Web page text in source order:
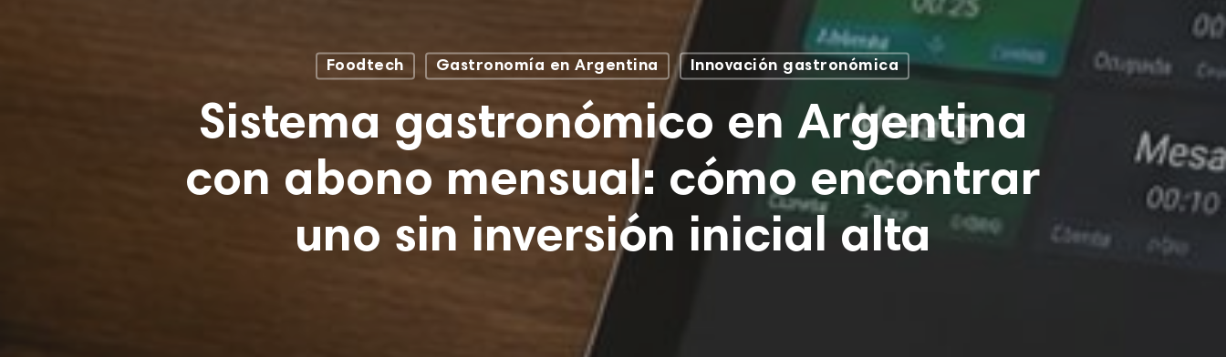
Foodtech Gastronomía en Argentina Innovación gastronómica
Sistema gastronómico en Argentina
con abono mensual: cómo encontrar
uno sin inversión inicial alta